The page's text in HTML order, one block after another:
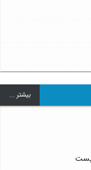
بيشتر ...